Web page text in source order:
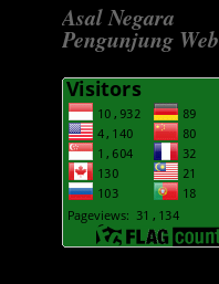
Asal Negara
Pengunjung Web